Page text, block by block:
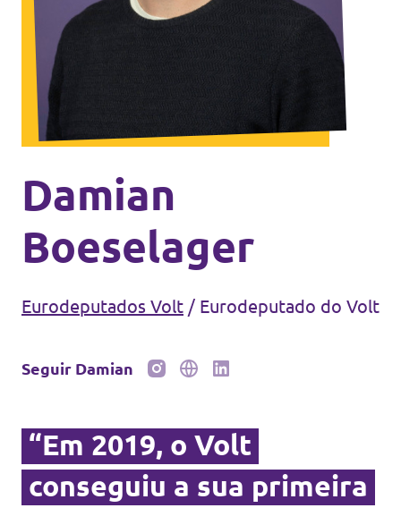
Eventos
Junta-te ao Volt!
Depressão Kristin
Contactos
Damian
Boeselager
Eurodeputados Volt / Eurodeputado do Volt
Seguir Damian
“Em 2019, o Volt
conseguiu a sua primeira